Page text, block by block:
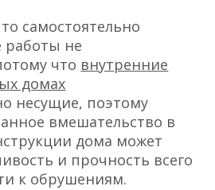
самостоятельно
работы не
что внутренние
домах
несущие, поэтому
вмешательство в
дома может
и прочность всего
к обрушениям.